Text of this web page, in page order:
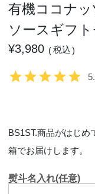
有機ココナ
ソースギフト
¥3,980 税込
BS1ST.商品がはじめ
箱でお届けします。
熨斗名入れ(任意)